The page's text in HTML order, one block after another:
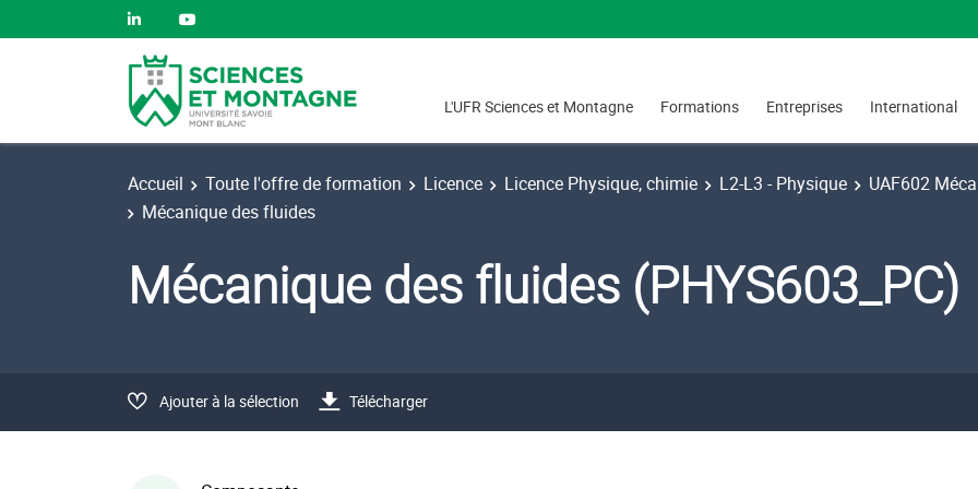
L'UFR Sciences et Montagne Formations Entreprises International
Accueil Toute l'offre de formation Licence Licence Physique, chimie L2-L3 - Physique
UAF602
Mécanique des fluides
Mécanique des fluides (PHYS603_PC)
Ajouter à la sélection Télécharger